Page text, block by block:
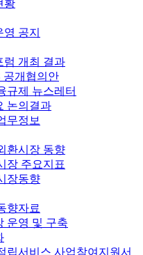
황
공지
럼 개최 결과
공개협의안
규제 뉴스레터
논의결과
무정보
환시장 동향
장 주요지표
장동향
향자료
운영 및 구축
립서비스 사업참여지원서